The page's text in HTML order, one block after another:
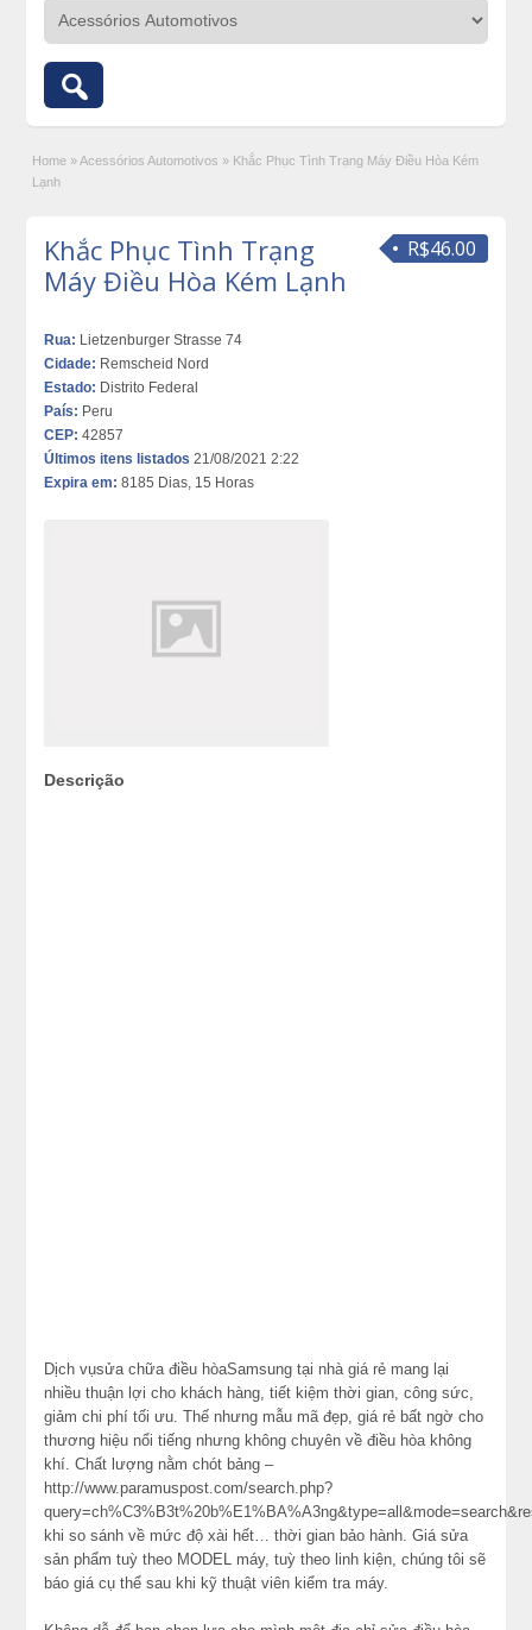
Home » Acessórios Automotivos » Khắc Phục Tình Trạng Máy Điều Hòa Kém
Lạnh
R$46.00
Khắc Phục Tình Trạng
Máy Điều Hòa Kém Lạnh
Rua: Lietzenburger Strasse 74
Cidade: Remscheid Nord
Estado: Distrito Federal
País: Peru
CEP: 42857
Últimos itens listados 21/08/2021 2:22
Expira em: 8185 Dias, 15 Horas
Descrição
Dịch vụsửa chữa điều hòaSamsung tại nhà giá rẻ mang lại
nhiều thuận lợi cho khách hàng, tiết kiệm thời gian, công sức,
giảm chi phí tối ưu. Thế nhưng mẫu mã đẹp, giá rẻ bất ngờ cho
thương hiệu nổi tiếng nhưng không chuyên về điều hòa không
khí. Chất lượng nằm chót bảng –
http://www.paramuspost.com/search.php?
khi so sánh về mức độ xài hết… thời gian bảo hành. Giá sửa
sản phẩm tuỳ theo MODEL máy, tuỳ theo linh kiện, chúng tôi sẽ
báo giá cụ thể sau khi kỹ thuật viên kiểm tra máy.